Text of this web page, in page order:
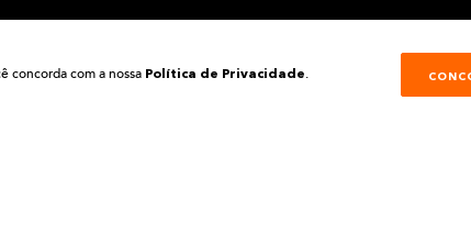
concorda com a nossa Política de Privacidade.